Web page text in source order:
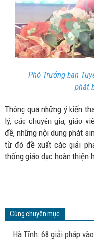
Phó Trưởng ban
phát
Thông qua những ý kiến
lý, các chuyên gia, giáo
đề, những nội dung phát
từ đó đề xuất các giải
thống giáo dục hoàn thiện
Cùng chuyên mục
Hà Tĩnh: 68 giải pháp